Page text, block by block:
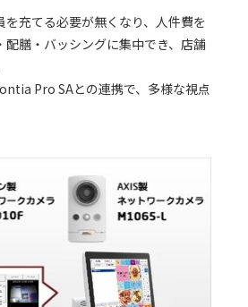
充てる必要が無くなり、人件費を
膳・バッシングに集中でき、店舗
Pro SAとの連携で、多様な視点